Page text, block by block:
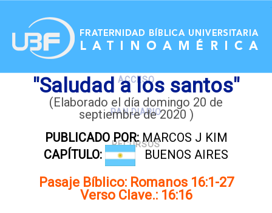
ACCESO
PAN DIARIO
RECURSOS
"Saludad a los santos"
(Elaborado el día domingo 20 de
septiembre de 2020 )
PUBLICADO POR:MARCOS J KIM
CAPÍTULO:
BUENOS AIRES
Pasaje Bíblico: Romanos 16:1-27
Verso Clave.: 16:16